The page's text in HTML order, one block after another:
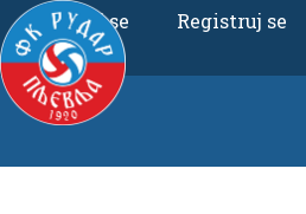
Uloguj se Registruj se